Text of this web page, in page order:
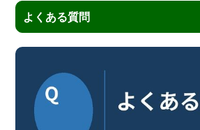
よくある質問